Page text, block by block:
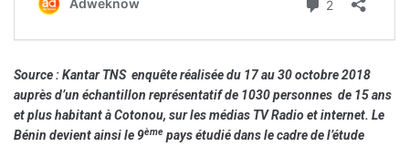
Source : Kantar TNS enquête réalisée du 17 au 30 octobre 2018
auprès d’un échantillon représentatif de 1030 personnes de 15 ans
et plus habitant à Cotonou, sur les médias TV Radio et internet. Le
Bénin devient ainsi le 9ème pays étudié dans le cadre de l’étude